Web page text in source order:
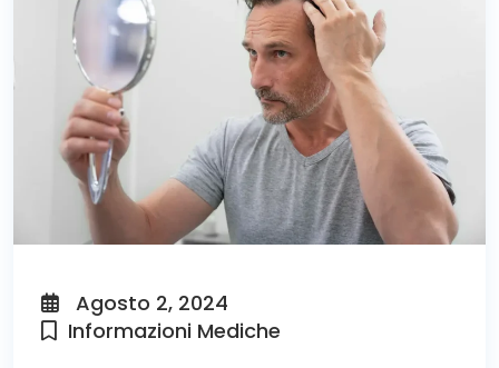
Agosto 2, 2024
Informazioni Mediche